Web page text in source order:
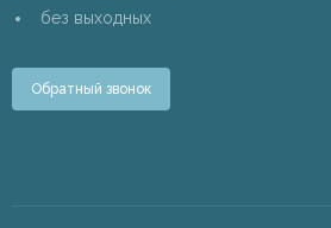
без выходных
Обратный звонок